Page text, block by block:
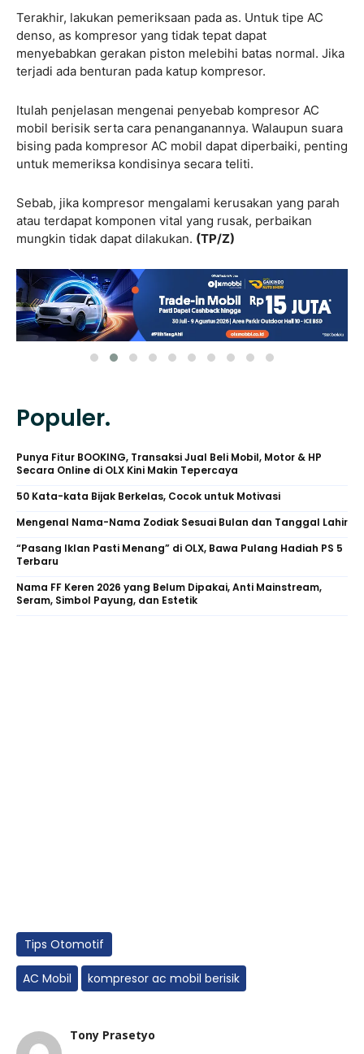
Terakhir, lakukan pemeriksaan pada as. Untuk tipe AC
denso, as kompresor yang tidak tepat dapat
menyebabkan gerakan piston melebihi batas normal. Jika
terjadi ada benturan pada katup kompresor.
Itulah penjelasan mengenai penyebab kompresor AC
mobil berisik serta cara penanganannya. Walaupun suara
bising pada kompresor AC mobil dapat diperbaiki, penting
untuk memeriksa kondisinya secara teliti.
Sebab, jika kompresor mengalami kerusakan yang parah
atau terdapat komponen vital yang rusak, perbaikan
mungkin tidak dapat dilakukan. (TP/Z)
Populer.
Punya Fitur BOOKING, Transaksi Jual Beli Mobil, Motor & HP
Secara Online di OLX Kini Makin Tepercaya
50 Kata-kata Bijak Berkelas, Cocok untuk Motivasi
Mengenal Nama-Nama Zodiak Sesuai Bulan dan Tanggal Lahir
“Pasang Iklan Pasti Menang” di OLX, Bawa Pulang Hadiah PS 5
Terbaru
Nama FF Keren 2026 yang Belum Dipakai, Anti Mainstream,
Seram, Simbol Payung, dan Estetik
Tips Otomotif
AC Mobil kompresor ac mobil berisik
Tony Prasetyo